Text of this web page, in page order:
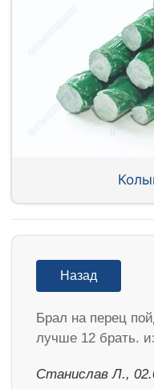
Назад
Брал на перец
лучше 12 брать.
Станислав Л.,